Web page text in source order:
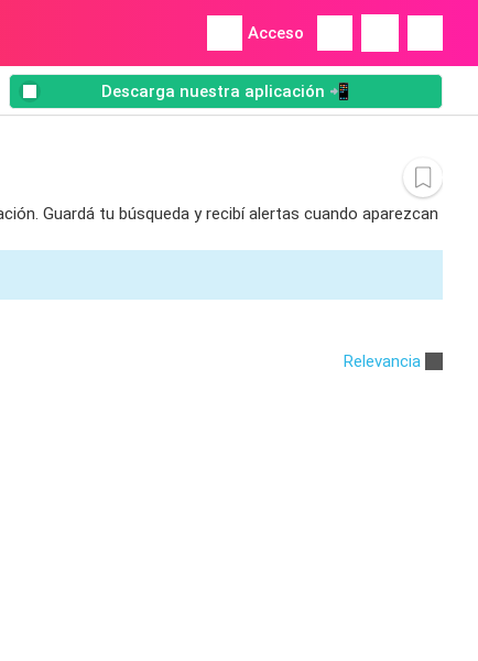
Acceso
Descarga nuestra aplicación 📲
Guardá tu búsqueda y recibí alertas cuando aparezcan
Relevancia